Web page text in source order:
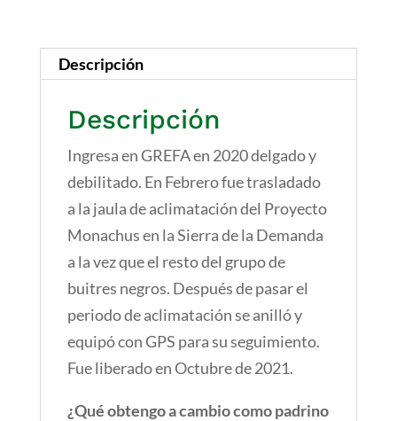
Descripción
Descripción
Ingresa en GREFA en 2020 delgado y
debilitado. En Febrero fue trasladado
a la jaula de aclimatación del Proyecto
Monachus en la Sierra de la Demanda
a la vez que el resto del grupo de
buitres negros. Después de pasar el
periodo de aclimatación se anilló y
equipó con GPS para su seguimiento.
Fue liberado en Octubre de 2021.
¿Qué obtengo a cambio como padrino